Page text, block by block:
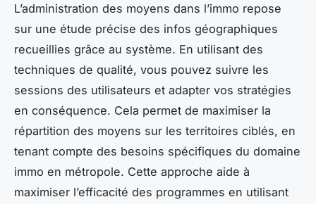
L’administration des moyens dans l’immo repose
sur une étude précise des infos géographiques
recueillies grâce au système. En utilisant des
techniques de qualité, vous pouvez suivre les
sessions des utilisateurs et adapter vos stratégies
en conséquence. Cela permet de maximiser la
répartition des moyens sur les territoires ciblés, en
tenant compte des besoins spécifiques du domaine
immo en métropole. Cette approche aide à
maximiser l’efficacité des programmes en utilisant